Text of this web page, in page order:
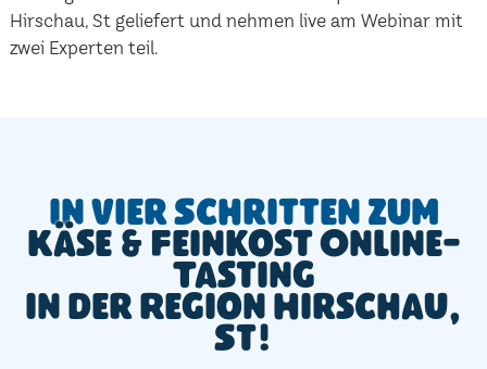
Hirschau, St geliefert und nehmen live am Webinar mit
zwei Experten teil.
In vier Schritten zum
Käse & Feinkost Online-
Tasting
in der Region Hirschau,
St!